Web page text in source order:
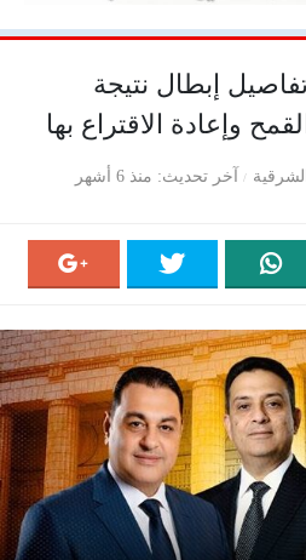
إبطال نتيجة
وإعادة الاقتراع بها
آخر تحديث منذ 6 أشهر